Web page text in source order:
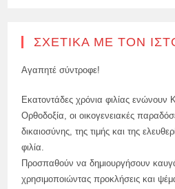
ΣΧΕΤΙΚΆ ΜΕ ΤΟΝ
Αγαπητέ σύντροφε!
Εκατοντάδες χρόνια φιλίας
Ορθοδοξία, οι οικογενειακές
δικαιοσύνης, της τιμής και της
φιλία.
Προσπαθούν να δημιουργήσουν
χρησιμοποιώντας προκλήσεις και